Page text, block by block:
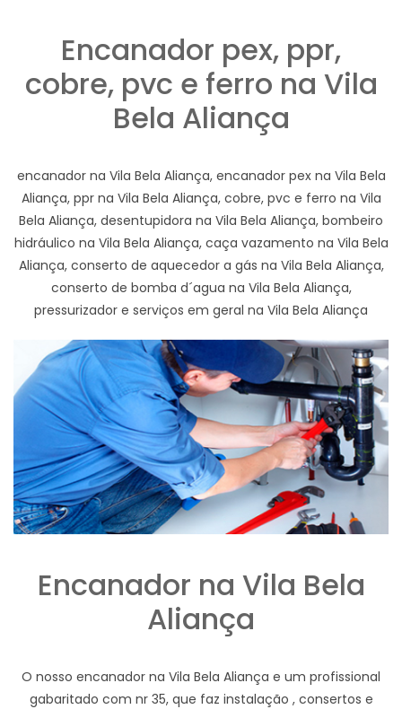
Encanador pex, ppr,
cobre, pvc e ferro na Vila
Bela Aliança
encanador na Vila Bela Aliança, encanador pex na Vila Bela
Aliança, ppr na Vila Bela Aliança, cobre, pvc e ferro na Vila
Bela Aliança, desentupidora na Vila Bela Aliança, bombeiro
hidráulico na Vila Bela Aliança, caça vazamento na Vila Bela
Aliança, conserto de aquecedor a gás na Vila Bela Aliança,
conserto de bomba d´agua na Vila Bela Aliança,
pressurizador e serviços em geral na Vila Bela Aliança
Encanador na Vila Bela
Aliança
O nosso encanador na Vila Bela Aliança e um profissional
gabaritado com nr 35, que faz instalação , consertos e